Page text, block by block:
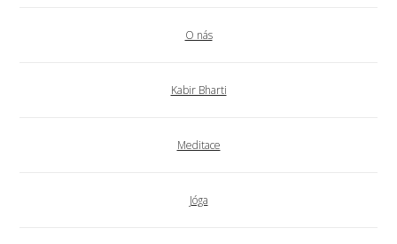
O nás
Kabir Bharti
Meditace
Jóga